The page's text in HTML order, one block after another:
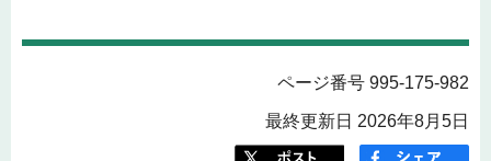
ページ番号 995-175-982
最終更新日 2026年8月5日